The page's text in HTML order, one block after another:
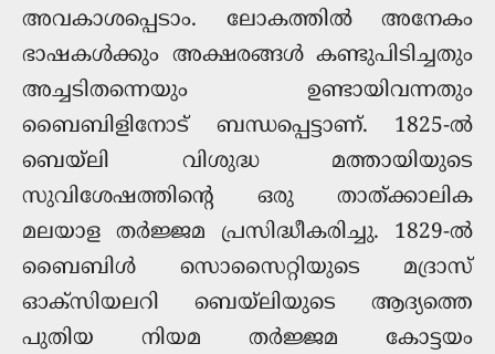
അവകാശപ്പെടാം. ലോകത്തില്‍ അനേകം
ഭാഷകള്‍ക്കും അക്ഷരങ്ങള്‍ കണ്ടുപിടിച്ചതും
അച്ചടിതന്നെയും ഉണ്ടായിവന്നതും
ബൈബിളിനോട് ബന്ധപ്പെട്ടാണ്. 1825-ൽ
ബെയ്‌ലി വിശുദ്ധ മത്തായിയുടെ
സുവിശേഷത്തിന്റെ ഒരു താത്ക്കാലിക
മലയാള തർജ്ജമ പ്രസിദ്ധീകരിച്ചു. 1829-ൽ
ബൈബിൾ സൊസൈറ്റിയുടെ മദ്രാസ്
ഓക്സിയലറി ബെയ്‌ലിയുടെ ആദ്യത്തെ
പുതിയ നിയമ തർജ്ജമ കോട്ടയം